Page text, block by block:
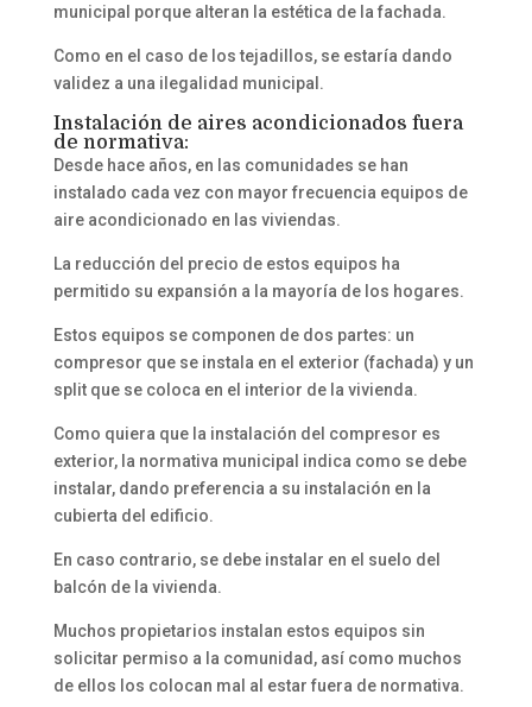
municipal porque alteran la estética de la fachada.
Como en el caso de los tejadillos, se estaría dando
validez a una ilegalidad municipal.
Instalación de aires acondicionados fuera
de normativa:
Desde hace años, en las comunidades se han
instalado cada vez con mayor frecuencia equipos de
aire acondicionado en las viviendas.
La reducción del precio de estos equipos ha
permitido su expansión a la mayoría de los hogares.
Estos equipos se componen de dos partes: un
compresor que se instala en el exterior (fachada) y un
split que se coloca en el interior de la vivienda.
Como quiera que la instalación del compresor es
exterior, la normativa municipal indica como se debe
instalar, dando preferencia a su instalación en la
cubierta del edificio.
En caso contrario, se debe instalar en el suelo del
balcón de la vivienda.
Muchos propietarios instalan estos equipos sin
solicitar permiso a la comunidad, así como muchos
de ellos los colocan mal al estar fuera de normativa.